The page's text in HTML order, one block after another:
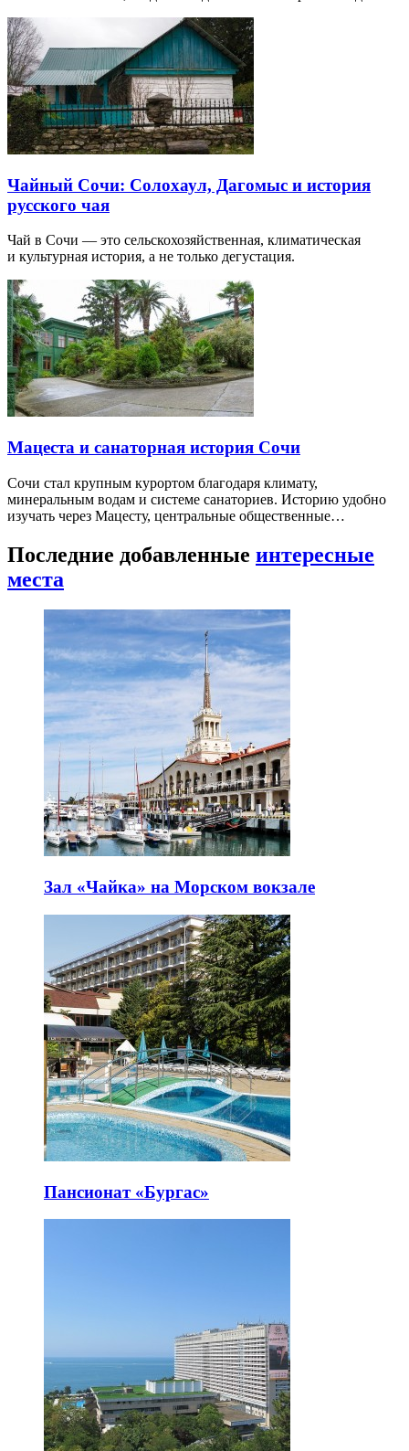
Чайный Сочи: Солохаул, Дагомыс и история
русского чая
Чай в Сочи — это сельскохозяйственная, климатическая
и культурная история, а не только дегустация.
Мацеста и санаторная история Сочи
Сочи стал крупным курортом благодаря климату,
минеральным водам и системе санаториев. Историю удобно
изучать через Мацесту, центральные общественные…
Последние добавленные интересные
места
Зал «Чайка» на Морском вокзале
Пансионат «Бургас»